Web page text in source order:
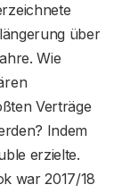
über
Wie
Verträge
Indem
erzielte.
war 2017/18